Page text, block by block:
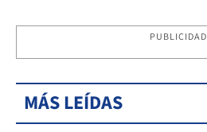
PUBLICIDAD
MÁS LEÍDAS